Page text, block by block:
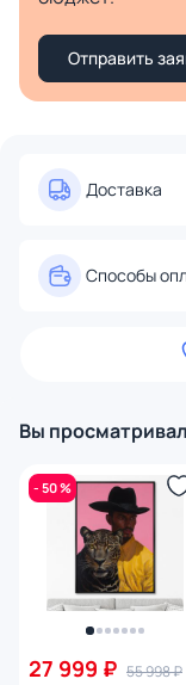
Отправить
Доставка
Способы
Вы
- 50 %
27 999 ₽ 55 998 ₽